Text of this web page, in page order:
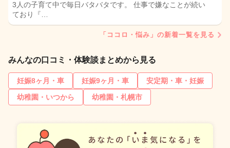
3人の子育て中で毎日バタバタです。 仕事で嫌なことが続い
ており『…
「ココロ・悩み」の新着一覧を見る
みんなの口コミ・体験談まとめから見る
妊娠8ヶ月・車 妊娠9ヶ月・車
安定期・車・妊娠
幼稚園・いつから
幼稚園・札幌市